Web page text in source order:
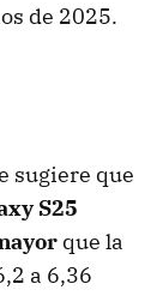
de 2025.
sugiere que
S25
que la
a 6,36